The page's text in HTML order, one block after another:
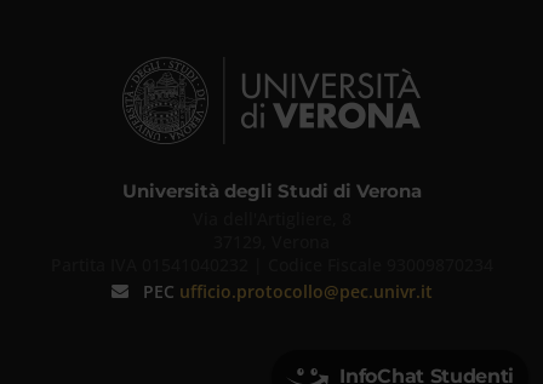
Università degli Studi di Verona
PEC ufficio.protocollo@pec.univr.it
InfoChat Studenti